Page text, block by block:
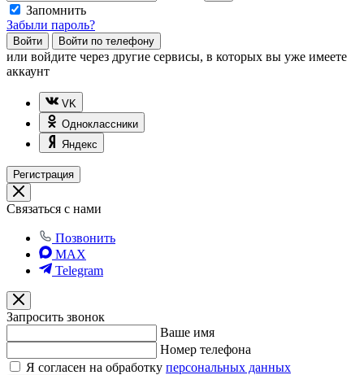
Запомнить
Забыли пароль?
Войти Войти по телефону
или войдите через другие сервисы, в которых вы уже имеете
аккаунт
VK
Одноклассники
Яндекс
Регистрация
Связаться с нами
Позвонить
MAX
Telegram
Запросить звонок
Ваше имя
Номер телефона
Я согласен на обработку персональных данных